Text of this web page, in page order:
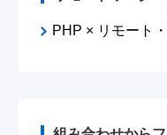
PHP × リモート